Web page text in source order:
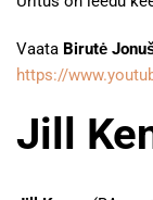
Vaata Birutė
https://
Jill